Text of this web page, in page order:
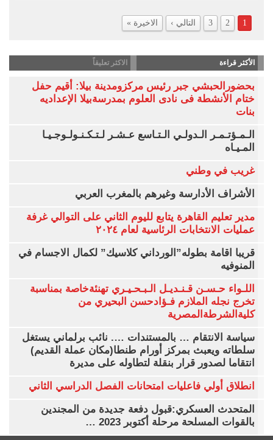
1
2
3 التالي › الاخيرة »
الأكثر قراءة الاكثر تعليقاً
بحضورالحبشي جبر رئيس مركزومدينة بيلا: أقيم حفل
ختام الأنشطة فى نادى العلوم بمدرسةبيلا الإعداديه
بنات
الـمـؤتـمـر الـدولـي الـتـاسع عـشـر لـتـكـنـولـوجـيـا
المـيـاه
غريب في وطني
الأشراف الأدارسة وغيرهم بالمغرب العربي
مدير تعليم القاهرة يتابع لليوم الثاني على التوالي غرفة
عمليات الانتخابات الرئاسية لعام ٢٠٢٤
قريبا اقامة بطوله”الورداني كلاسيك” لكمال الاجسام في
المنوفيه
اللـواء حـسـن قـنـديـل الـبـحـيـري تهنئةخاصة بمناسبة
تخرج نجله الملازم فـؤادحسن البحيري من
كليةالشرطةالمصرية
سياسة الانتقام … بالمستندات …. نائب برلماني يستغل
سلطاته ويعبث بمركز أورام طنطا(مكان عملة القديم)
انتقاما لصدور قرار بنقلة لتطاوله على مديرة
انطلاق أولي فاعليات امتحانات الفصل الدراسي الثاني
المتحدث العسكري:قبول دفعة جديدة من المجندين
بالقوات المسلحة مرحلة أكتوبر 2023 …